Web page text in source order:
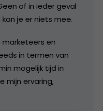
of in ieder geval
kan je er niets mee.
en
in termen van
mogelijk tijd in
mijn ervaring,